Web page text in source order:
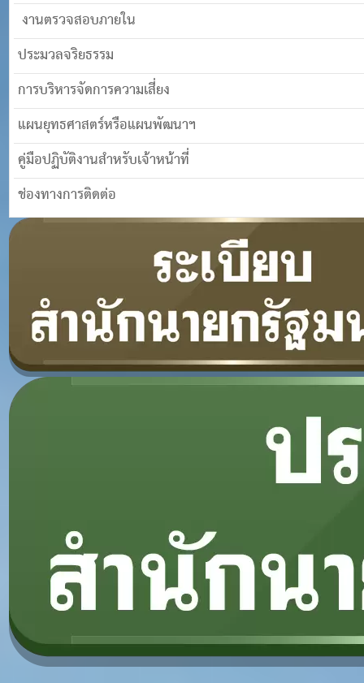
งานตรวจสอบภายใน
ประมวลจริยธรรม
การบริหารจัดการความเสี่ยง
แผนยุทธศาสตร์หรือแผนพัฒนาฯ
คู่มือปฏิบัติงานสำหรับเจ้าหน้าที่
ช่องทางการติดต่อ